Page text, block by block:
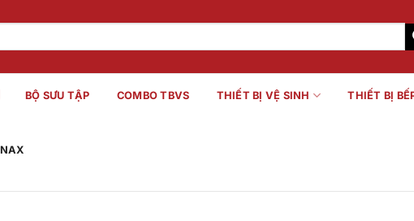
BỘ SƯU TẬP COMBO TBVS THIẾT BỊ VỆ SINH THIẾT BỊ